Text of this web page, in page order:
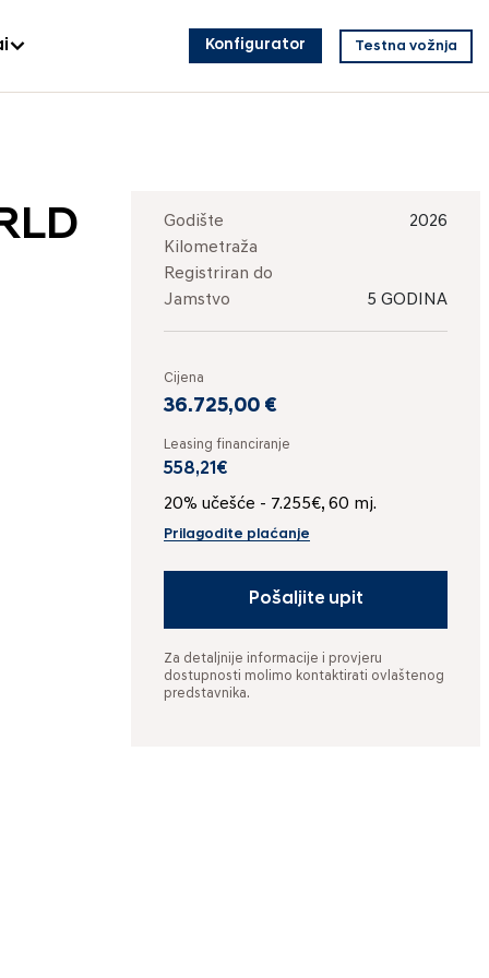
Konfigurator Testna vožnja
Godište
2026
Kilometraža
Registriran do
Jamstvo
5 GODINA
Cijena
36.725,00 €
Leasing financiranje
558,21€
20% učešće - 7.255€, 60 mj.
Prilagodite plaćanje
Pošaljite upit
Za detaljnije informacije i provjeru
dostupnosti molimo kontaktirati ovlaštenog
predstavnika.